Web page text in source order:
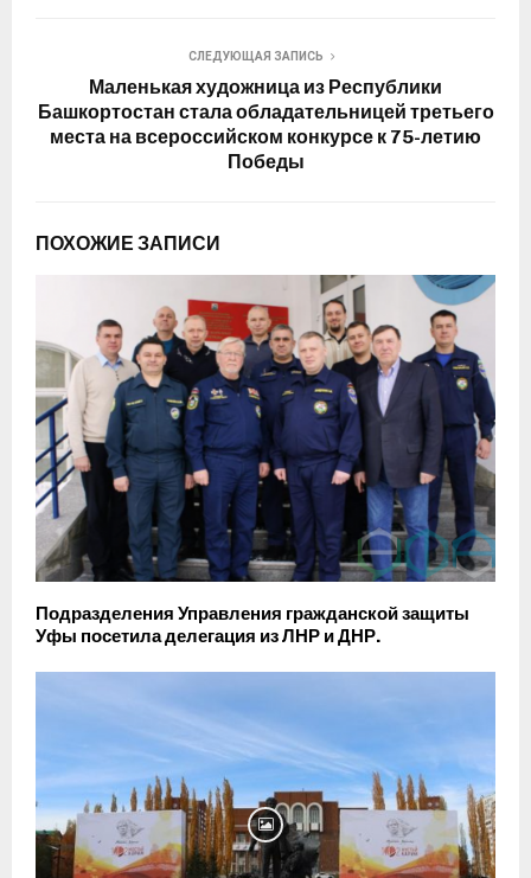
СЛЕДУЮЩАЯ ЗАПИСЬ
Маленькая художница из Республики
Башкортостан стала обладательницей третьего
места на всероссийском конкурсе к 75-летию
Победы
ПОХОЖИЕ ЗАПИСИ
Подразделения Управления гражданской защиты
Уфы посетила делегация из ЛНР и ДНР.